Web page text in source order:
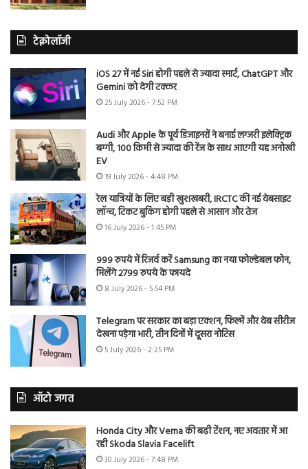
टेक्नोलॉजी
iOS 27 में नई Siri होगी पहले से ज्यादा स्मार्ट, ChatGPT और
Gemini को देगी टक्कर
25 July 2026 - 7:52 PM
Audi और Apple के पूर्व डिजाइनरों ने बनाई लग्जरी इलेक्ट्रिक
बग्गी, 100 किमी से ज्यादा की रेंज के साथ आएगी यह अनोखी
EV
19 July 2026 - 4:48 PM
रेल यात्रियों के लिए बड़ी खुशखबरी, IRCTC की नई वेबसाइट
लॉन्च, टिकट बुकिंग होगी पहले से आसान और तेज
16 July 2026 - 1:45 PM
999 रुपये में रिजर्व करें Samsung का नया फोल्डेबल फोन,
मिलेंगे 2799 रुपये के फायदे
8 July 2026 - 5:54 PM
Telegram पर सरकार का बड़ा एक्शन, फिल्में और वेब सीरीज
देखना पड़ेगा भारी, तीन दिनों में दूसरा नोटिस
5 July 2026 - 2:25 PM
ऑटो जगत
Honda City और Verna की बढ़ी टेंशन, नए अवतार में आ
रही Skoda Slavia Facelift
30 July 2026 - 7:48 PM